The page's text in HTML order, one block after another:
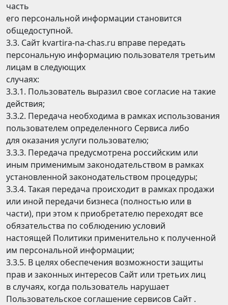
часть
его персональной информации становится
общедоступной.
3.3. Сайт kvartira-na-chas.ru вправе передать
персональную информацию пользователя третьим
лицам в следующих
случаях:
3.3.1. Пользователь выразил свое согласие на такие
действия;
3.3.2. Передача необходима в рамках использования
пользователем определенного Сервиса либо
для оказания услуги пользователю;
3.3.3. Передача предусмотрена российским или
иным применимым законодательством в рамках
установленной законодательством процедуры;
3.3.4. Такая передача происходит в рамках продажи
или иной передачи бизнеса (полностью или в
части), при этом к приобретателю переходят все
обязательства по соблюдению условий
настоящей Политики применительно к полученной
им персональной информации;
3.3.5. В целях обеспечения возможности защиты
прав и законных интересов Сайт или третьих лиц
в случаях, когда пользователь нарушает
Пользовательское соглашение сервисов Сайт .